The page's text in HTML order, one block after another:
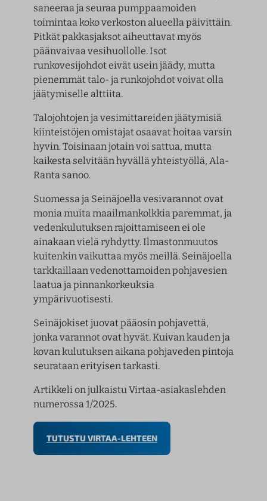
saneeraa ja seuraa pumppaamoiden
toimintaa koko verkoston alueella päivittäin.
Pitkät pakkasjaksot aiheuttavat myös
päänvaivaa vesihuollolle. Isot
runkovesijohdot eivät usein jäädy, mutta
pienemmät talo- ja runkojohdot voivat olla
jäätymiselle alttiita.
Talojohtojen ja vesimittareiden jäätymisiä
kiinteistöjen omistajat osaavat hoitaa varsin
hyvin. Toisinaan jotain voi sattua, mutta
kaikesta selvitään hyvällä yhteistyöllä, Ala-
Ranta sanoo.
Suomessa ja Seinäjoella vesivarannot ovat
monia muita maailmankolkkia paremmat, ja
vedenkulutuksen rajoittamiseen ei ole
ainakaan vielä ryhdytty. Ilmastonmuutos
kuitenkin vaikuttaa myös meillä. Seinäjoella
tarkkaillaan vedenottamoiden pohjavesien
laatua ja pinnankorkeuksia
ympärivuotisesti.
Seinäjokiset juovat pääosin pohjavettä,
jonka varannot ovat hyvät. Kuivan kauden ja
kovan kulutuksen aikana pohjaveden pintoja
seurataan erityisen tarkasti.
Artikkeli on julkaistu Virtaa-asiakaslehden
numerossa 1/2025.
TUTUSTU VIRTAA-LEHTEEN